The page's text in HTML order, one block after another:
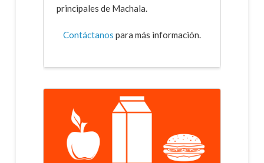
principales de Machala.
Contáctanos para más información.